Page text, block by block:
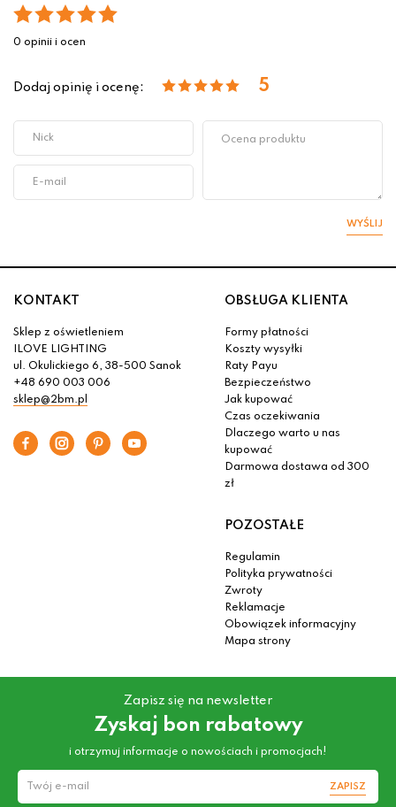
0 opinii i ocen
Dodaj opinię i ocenę: 5
WYŚLIJ
KONTAKT
Sklep z oświetleniem
ILOVE LIGHTING
ul. Okulickiego 6, 38-500 Sanok
+48 690 003 006
sklep@2bm.pl
OBSŁUGA KLIENTA
Formy płatności
Koszty wysyłki
Raty Payu
Bezpieczeństwo
Jak kupować
Czas oczekiwania
Dlaczego warto u nas
kupować
Darmowa dostawa od 300
zł
POZOSTAŁE
Regulamin
Polityka prywatności
Zwroty
Reklamacje
Obowiązek informacyjny
Mapa strony
Zapisz się na newsletter
Zyskaj bon rabatowy
i otrzymuj informacje o nowościach i promocjach!
ZAPISZ